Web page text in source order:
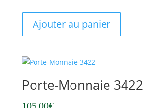
Ajouter au panier
Porte-Monnaie 3422
105,00€